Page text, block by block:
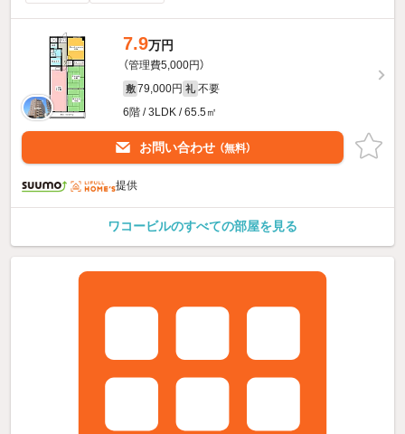
7.9万円
（管理費5,000円）
敷 79,000円 礼 不要
6階 / 3LDK / 65.5㎡
お問い合わせ （無料）
提供
ワコービルのすべての部屋を見る